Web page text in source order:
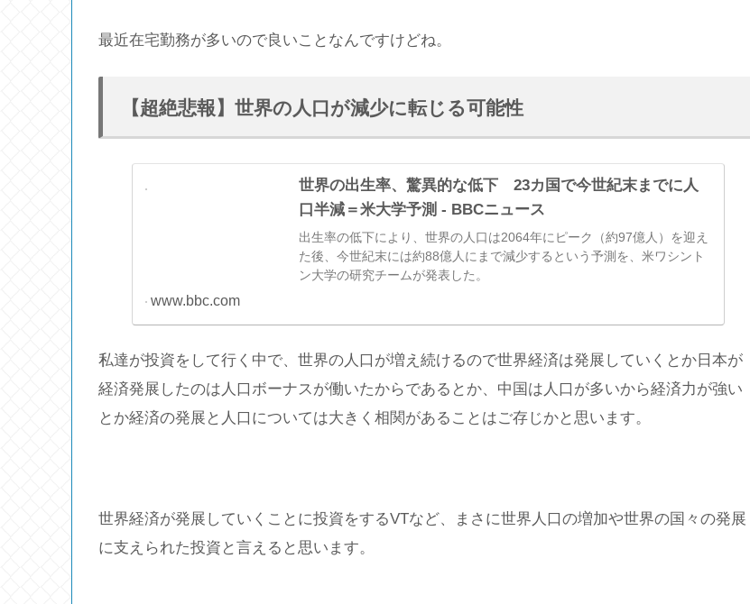
最近在宅勤務が多いので良いことなんですけどね。
【超絶悲報】世界の人口が減少に転じる可能性
世界の出生率、驚異的な低下 23カ国で今世紀末までに人
口半減＝米大学予測 - BBCニュース
出生率の低下により、世界の人口は2064年にピーク（約97億人）を迎え
た後、今世紀末には約88億人にまで減少するという予測を、米ワシント
ン大学の研究チームが発表した。
www.bbc.com
私達が投資をして行く中で、世界の人口が増え続けるので世界経済は発展していくとか日本が
経済発展したのは人口ボーナスが働いたからであるとか、中国は人口が多いから経済力が強い
とか経済の発展と人口については大きく相関があることはご存じかと思います。
世界経済が発展していくことに投資をするVTなど、まさに世界人口の増加や世界の国々の発展
に支えられた投資と言えると思います。